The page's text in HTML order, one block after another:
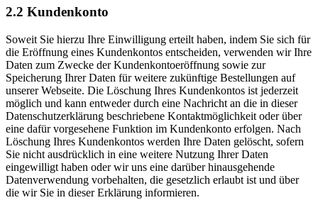
2.2 Kundenkonto
Soweit Sie hierzu Ihre Einwilligung erteilt haben, indem Sie sich für
die Eröffnung eines Kundenkontos entscheiden, verwenden wir Ihre
Daten zum Zwecke der Kundenkontoeröffnung sowie zur
Speicherung Ihrer Daten für weitere zukünftige Bestellungen auf
unserer Webseite. Die Löschung Ihres Kundenkontos ist jederzeit
möglich und kann entweder durch eine Nachricht an die in dieser
Datenschutzerklärung beschriebene Kontaktmöglichkeit oder über
eine dafür vorgesehene Funktion im Kundenkonto erfolgen. Nach
Löschung Ihres Kundenkontos werden Ihre Daten gelöscht, sofern
Sie nicht ausdrücklich in eine weitere Nutzung Ihrer Daten
eingewilligt haben oder wir uns eine darüber hinausgehende
Datenverwendung vorbehalten, die gesetzlich erlaubt ist und über
die wir Sie in dieser Erklärung informieren.